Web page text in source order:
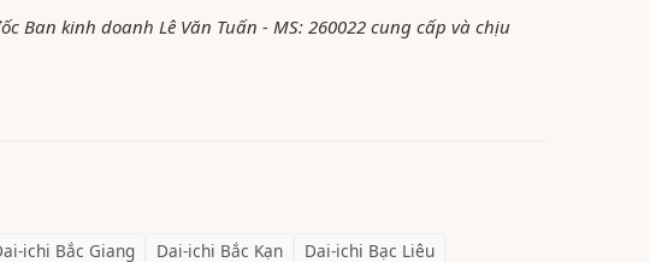
Ban kinh doanh Lê Văn Tuấn - MS: 260022 cung cấp và chịu
ichi Bắc Giang Dai-ichi Bắc Kạn Dai-ichi Bạc Liêu